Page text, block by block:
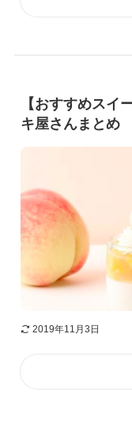
【おすすめスイ
キ屋さんまとめ
2019年11月3日